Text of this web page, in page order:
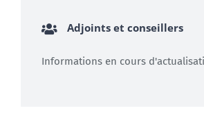
Adjoints et conseillers
Informations en cours